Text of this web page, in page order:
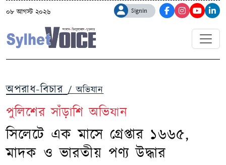
০৮ আগস্ট ২০২৬ Signin
অপরাধ-বিচার / অভিযান
পুলিশের সাঁড়াশি অভিযান
সিলেটে এক মাসে গ্রেপ্তার ১৬৬৫,
মাদক ও ভারতীয় পণ্য উদ্ধার